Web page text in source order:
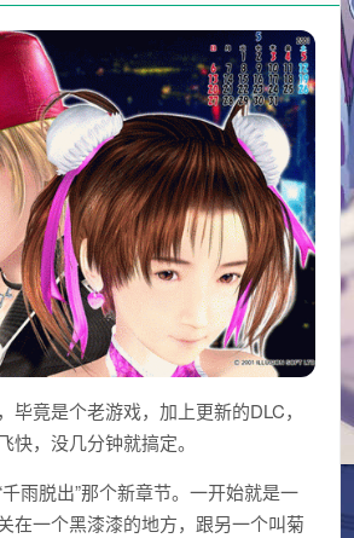
毕竟是个老游戏，加上更新的DLC，
快，没几分钟就搞定。
雨脱出”那个新章节。一开始就是一
在一个黑漆漆的地方，跟另一个叫菊